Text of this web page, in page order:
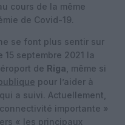
cours de la même
de Covid-19.
se font plus sentir sur
septembre 2021 la
de Riga , même si
pour l’aider à
a suivi. Actuellement,
importante »
« les principaux